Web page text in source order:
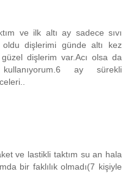
ve ilk altı ay sadece sıvı
dişlerimi günde altı kez
dişlerim var.Acı olsa da
ay sürekli
ve lastikli taktım su an hala
bir faklılık olmadı(7 kişiyle